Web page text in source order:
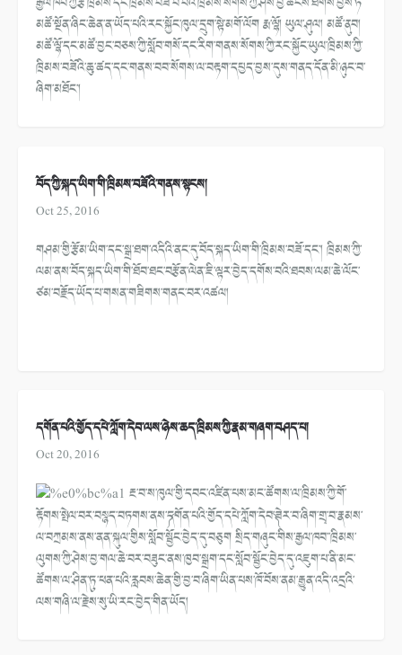
མཚོ་སྔོན་ཞིང་ཆེན་ན་ཡོད་པའི་རང་སྐྱོང་ཁུལ་དྲུག་སྟེ་མགོ་ལོག རྨ་ལྷོ། ཡུལ་ཤུལ། མཚོ་ནུབ།
མཚོ་ལྷོ་དང་མཚོ་བྱང་བཅས་ཀྱི་སློབ་གསོ་དང་རིག་གནས་སོགས་ཀྱི་རང་སྐྱོང་ཡུལ་ཁྲིམས་ཀྱི་
ཁྲིམས་བཟོའི་ཆུ་ཚད་དང་གནས་བབ་སོགས་ལ་བརྟག་དཔྱད་བྱས་དུས་གནད་དོན་མི་ཉུང་བ་
ཞིག་མཐོང་།
བོད་ཀྱི་སྐད་ཡིག་གི་ཁྲིམས་བཟོའི་གནས་སྟངས།
Oct 25, 2016
གཤམ་གྱི་རྩོམ་ཡིག་དང་སྒྲ་ཐག་འདིའི་ནང་དུ་བོད་སྐད་ཡིག་གི་ཁྲིམས་བཟོ་དང་། ཁྲིམས་ཀྱི་
ལམ་ནས་བོད་སྐད་ཡིག་གི་ཐོབ་ཐང་བརྩོན་ལེན་ཇི་ལྟར་བྱེད་དགོས་བའི་ཐབས་ལམ་ཆེ་ལོང་
ཙམ་བརྗོད་ཡོད་པ་གསན་གཟིགས་གནང་བར་འཚལ།
དགོན་པའི་གྱོད་དཔེ་ཀློག་དེབ་ལས་ཉེས་ཆད་ཁྲིམས་ཀྱི་རྣམ་གཞག་བཤད་པ།
Oct 20, 2016
རྔ་བ་ས་ཁུལ་གྱི་དབང་འཛིན་པས་མང་ཚོགས་ལ་ཁྲིམས་ཀྱི་གོ་
རྟོགས་སྤེལ་བར་བསྙད་བཏགས་ནས་༼དགོན་པའི་གྱོད་དཔེ་ཀློག་དེབ་༽ཟེར་བ་ཞིག་གྲྭ་བ་རྣམས་
ལ་བཀྲམས་ནས་ནན་སྐུལ་གྱིས་སློབ་སྦྱོང་བྱེད་དུ་བཅུག སྲིད་གཞུང་གིས་རྒྱལ་ཁབ་་ཁྲིམས་
ལུགས་ཀྱི་ཤེས་བྱ་གལ་ཆེ་བར་བཟུང་ནས་ཁྱབ་སྒྲག་དང་སློབ་སྦྱོང་བྱེད་དུ་འཇུག་པ་ནི་མང་
ཚོགས་ལ་ཤིན་ཏུ་ཕན་པའི་རླབས་ཆེན་གྱི་བྱ་བ་ཞིག་ཡིན་པས་ཁོ་བོས་ནམ་རྒྱུན་འདི་འདྲའི་
ལས་གཞི་ལ་རྗེས་སུ་ཡི་རང་བྱེད་གིན་ཡོད།